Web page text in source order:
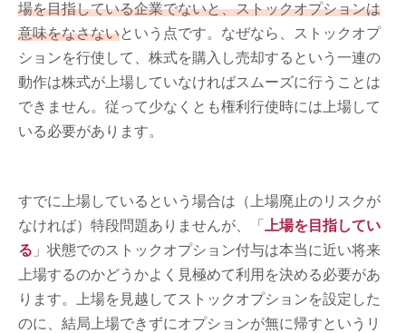
場を目指している企業でないと、ストックオプションは
意味をなさないという点です。なぜなら、ストックオプ
ションを行使して、株式を購入し売却するという一連の
動作は株式が上場していなければスムーズに行うことは
できません。従って少なくとも権利行使時には上場して
いる必要があります。
すでに上場しているという場合は（上場廃止のリスクが
なければ）特段問題ありませんが、「
上場を目指してい
る 」状態でのストックオプション付与は本当に近い将来
上場するのかどうかよく見極めて利用を決める必要があ
ります。上場を見越してストックオプションを設定した
のに、結局上場できずにオプションが無に帰すというリ